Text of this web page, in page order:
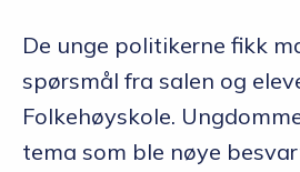
De unge politikerne fikk
spørsmål fra salen og
Folkehøyskole.
tema som ble nøye